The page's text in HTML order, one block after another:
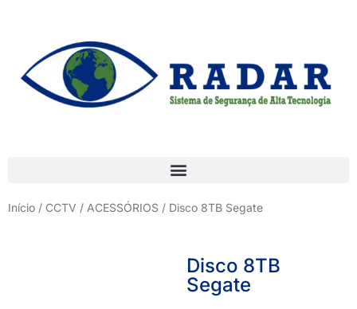
Início / CCTV / ACESSÓRIOS / Disco 8TB Segate
Disco 8TB
Segate